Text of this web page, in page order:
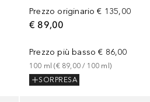
Prezzo originario € 135,00
€ 89,00
Prezzo più basso € 86,00
100 ml (€ 89,00 / 100 ml)
SORPRESA